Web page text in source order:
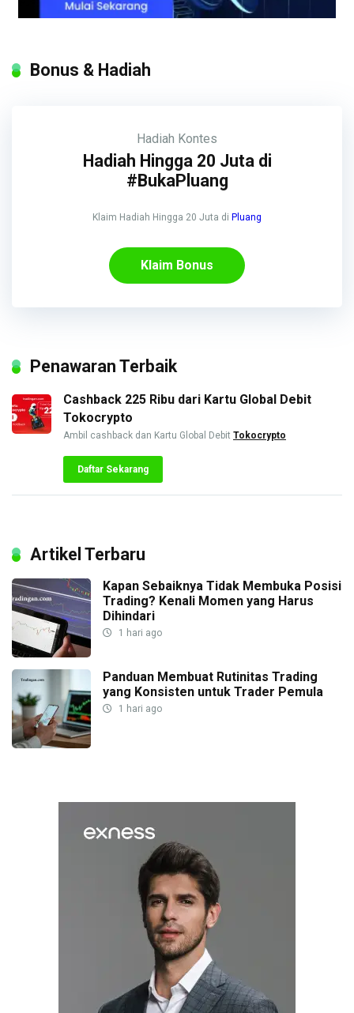
Bonus & Hadiah
Hadiah Kontes
Hadiah Hingga 20 Juta di
#BukaPluang
Klaim Hadiah Hingga 20 Juta di Pluang
Klaim Bonus
Penawaran Terbaik
Cashback 225 Ribu dari Kartu Global Debit
Tokocrypto
Ambil cashback dan Kartu Global Debit Tokocrypto
Daftar Sekarang
Artikel Terbaru
Kapan Sebaiknya Tidak Membuka Posisi
Trading? Kenali Momen yang Harus
Dihindari
1 hari ago
Panduan Membuat Rutinitas Trading
yang Konsisten untuk Trader Pemula
1 hari ago